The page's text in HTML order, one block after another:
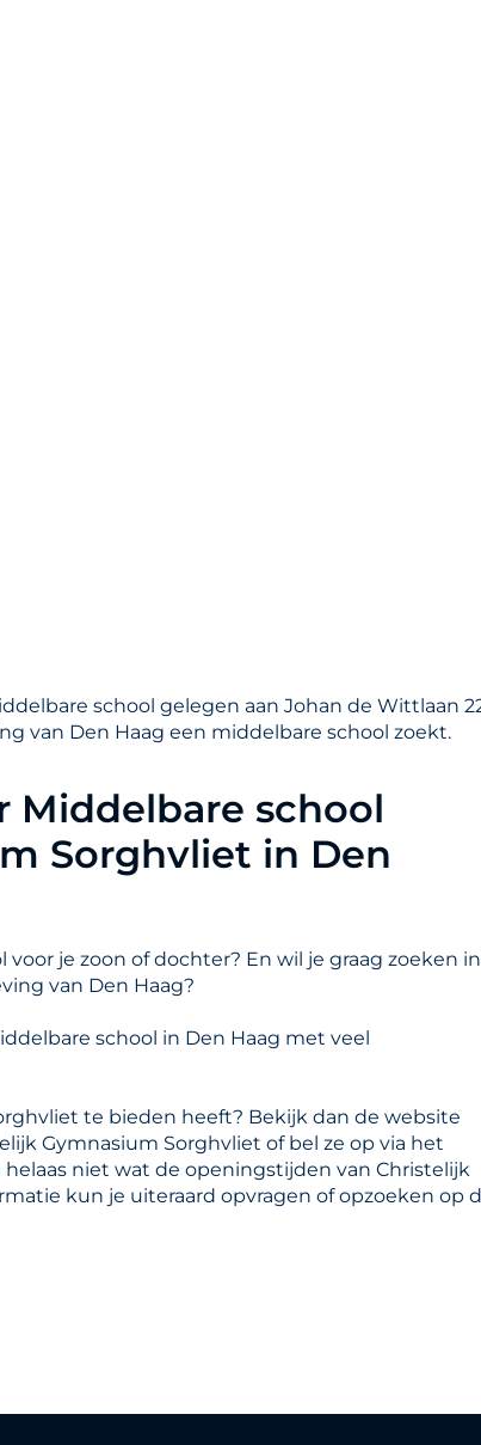
school gelegen aan Johan de Wittlaan
van Den Haag een middelbare school zoekt.
Middelbare school
Sorghvliet in Den
je zoon of dochter? En wil je graag zoeken in
van Den Haag?
school in Den Haag met veel
te bieden heeft? Bekijk dan de website
Gymnasium Sorghvliet of bel ze op via het
helaas niet wat de openingstijden van Christelijk
kun je uiteraard opvragen of opzoeken op